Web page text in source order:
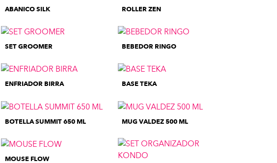
ABANICO SILK ROLLER ZEN
SET GROOMER BEBEDOR RINGO
ENFRIADOR BIRRA BASE TEKA
BOTELLA SUMMIT 650 ML MUG VALDEZ 500 ML
MOUSE FLOW